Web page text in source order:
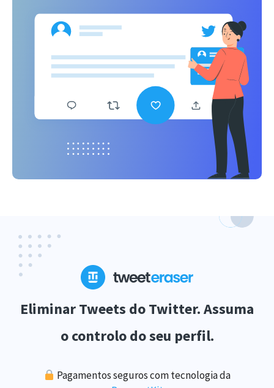
Eliminar Tweets do Twitter. Assuma
o controlo do seu perfil.
Pagamentos seguros com tecnologia da